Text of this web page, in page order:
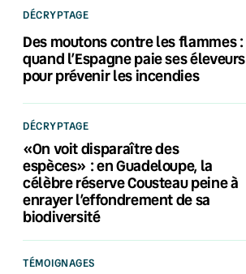
DÉCRYPTAGE
Des moutons contre les flammes :
quand l’Espagne paie ses éleveurs
pour prévenir les incendies
DÉCRYPTAGE
«On voit disparaître des
espèces» : en Guadeloupe, la
célèbre réserve Cousteau peine à
enrayer l’effondrement de sa
biodiversité
TÉMOIGNAGES